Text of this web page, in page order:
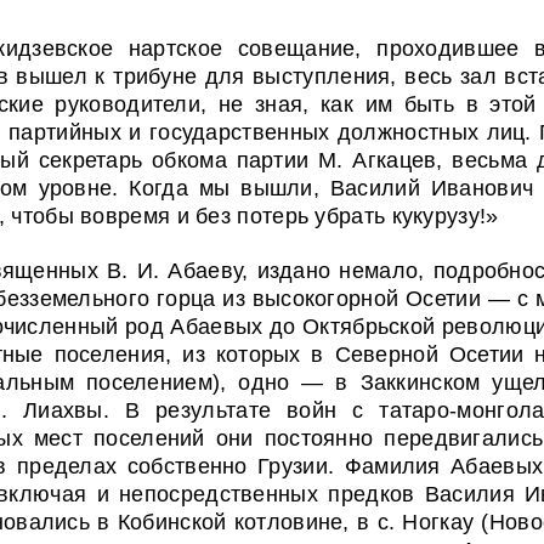
нартское совещание, проходившее
к трибуне для выступления, весь зал
руководители, не зная, как им быть в этой
и государственных должностных
секретарь обкома партии М. Агкацев,
уровне. Когда мы вышли, Василий
вовремя и без потерь убрать кукурузу!»
В. И. Абаеву, издано немало,
горца из высокогорной Осетии — с
род Абаевых до Октябрьской
поселения, из которых в Северной
поселением), одно — в Заккинском
В результате войн с татаро-
мест поселений они постоянно
собственно Грузии. Фамилия
и непосредственных предков Василия
в Кобинской котловине, в с. Ногкау